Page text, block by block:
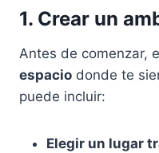
1. Crear un
Antes de comenzar,
espacio donde te
puede incluir:
Elegir un lugar